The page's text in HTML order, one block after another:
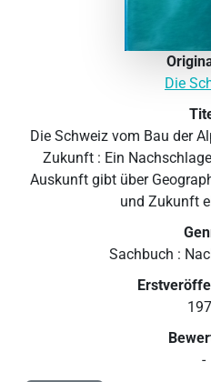
Die
Die Schweiz vom Bau der
Zukunft : Ein
Auskunft gibt über
und Zukunft
Sachbuch :
-